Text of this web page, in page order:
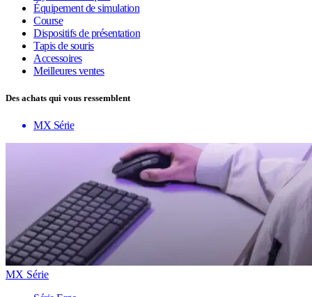
Équipement de simulation
Course
Dispositifs de présentation
Tapis de souris
Accessoires
Meilleures ventes
Des achats qui vous ressemblent
MX Série
MX Série